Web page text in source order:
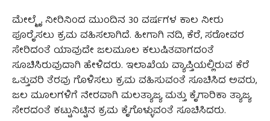
ಮೇಲ್ಮೈ ನೀರಿನಿಂದ ಮುಂದಿನ 30 ವರ್ಷಗಳ ಕಾಲ ನೀರು
ಪೂರೈಸಲು ಕ್ರಮ ವಹಿಸಲಾಗಿದೆ. ಹೀಗಾಗಿ ನದಿ, ಕೆರೆ, ಸರೋವರ
ಸೇರಿದಂತೆ ಯಾವುದೇ ಜಲಮೂಲ ಕಲುಷಿತವಾಗದಂತೆ
ಸೂಚಿಸಿರುವುದಾಗಿ ಹೇಳಿದರು. ಇಲಾಖೆಯ ವ್ಯಾಪ್ತಿಯಲ್ಲಿರುವ ಕೆರೆ
ಒತ್ತುವರಿ ತೆರವು ಗೊಳಿಸಲು ಕ್ರಮ ವಹಿಸುವಂತೆ ಸೂಚಿಸಿದ ಅವರು,
ಜಲ ಮೂಲಗಳಿಗೆ ನೇರವಾಗಿ ಮಲತ್ಯಾಜ್ಯ ಮತ್ತು ಕೈಗಾರಿಕಾ ತ್ಯಾಜ್ಯ
ಸೇರದಂತೆ ಕಟ್ಟುನಿಟ್ಟಿನ ಕ್ರಮ ಕೈಗೊಳ್ಳುವಂತೆ ಸೂಚಿಸಿದರು.